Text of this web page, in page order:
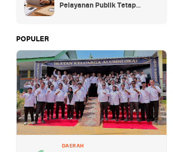
Pelayanan Publik Tetap
POPULER
DAERAH